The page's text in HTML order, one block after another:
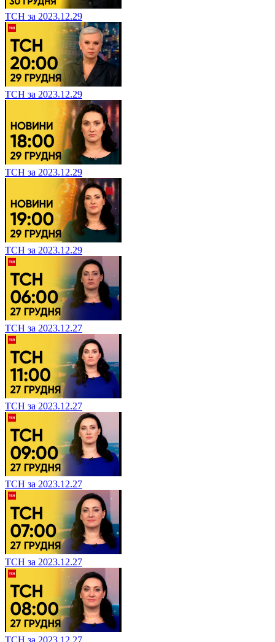
ТСН за 2023.12.29
ТСН за 2023.12.29
ТСН за 2023.12.29
ТСН за 2023.12.29
ТСН за 2023.12.27
ТСН за 2023.12.27
ТСН за 2023.12.27
ТСН за 2023.12.27
ТСН за 2023.12.27